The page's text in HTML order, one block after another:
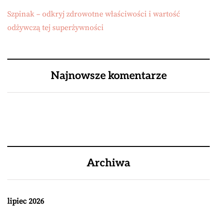
Szpinak – odkryj zdrowotne właściwości i wartość
odżywczą tej superżywności
Najnowsze komentarze
Archiwa
lipiec 2026